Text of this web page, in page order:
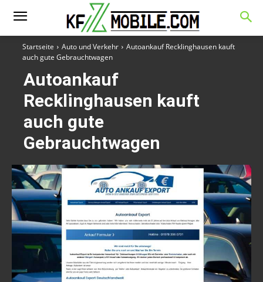
Startseite Auto und Verkehr
Autoankauf Recklinghausen kauft
auch gute Gebrauchtwagen
Autoankauf
Recklinghausen kauft
auch gute
Gebrauchtwagen